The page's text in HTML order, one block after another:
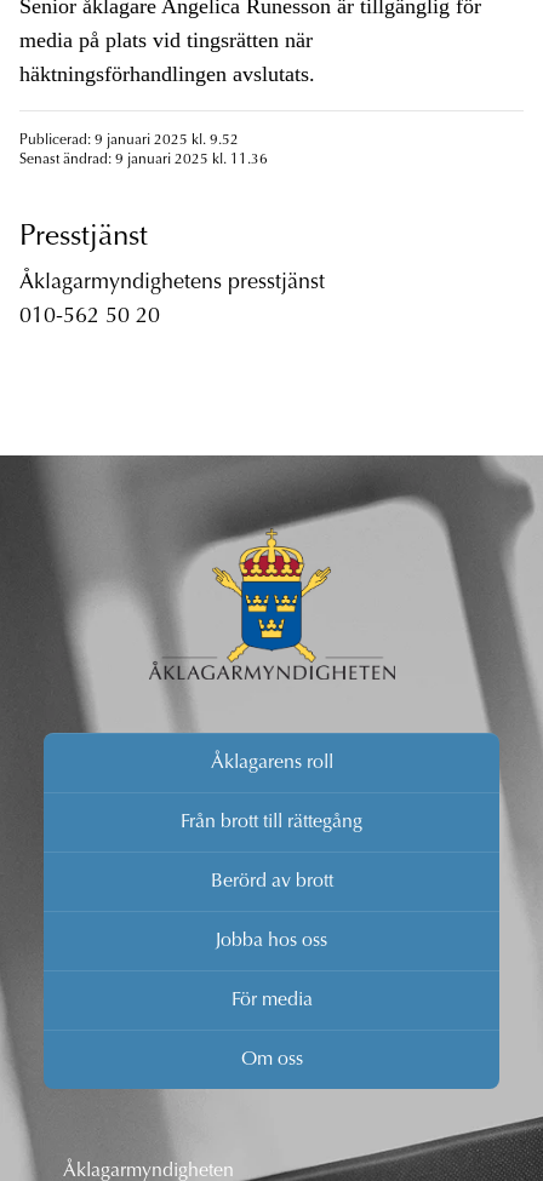
Senior åklagare Angelica Runesson är tillgänglig för
media på plats vid tingsrätten när
häktningsförhandlingen avslutats.
Publicerad: 9 januari 2025 kl. 9.52
Senast ändrad: 9 januari 2025 kl. 11.36
Presstjänst
Åklagarmyndighetens presstjänst
010-562 50 20
Åklagarens roll
Från brott till rättegång
Berörd av brott
Jobba hos oss
För media
Om oss
Åklagarmyndigheten